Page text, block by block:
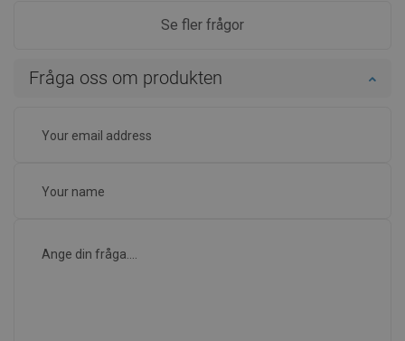
Se fler frågor
Fråga oss om produkten